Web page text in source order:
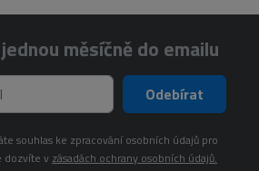
měsíčně do emailu
Odebírat
souhlas ke zpracování osobních údajů pro
dozvíte v zásadách ochrany osobních údajů.